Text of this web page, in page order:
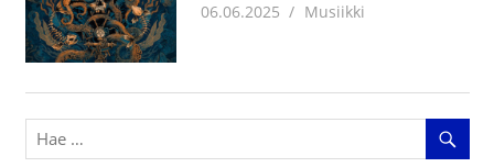
06.06.2025 Juha Kaunisto
Musiikki